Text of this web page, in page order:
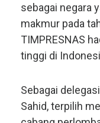
sebagai negara
makmur pada
TIMPRESNAS
tinggi di
Sebagai
Sahid, terpilih